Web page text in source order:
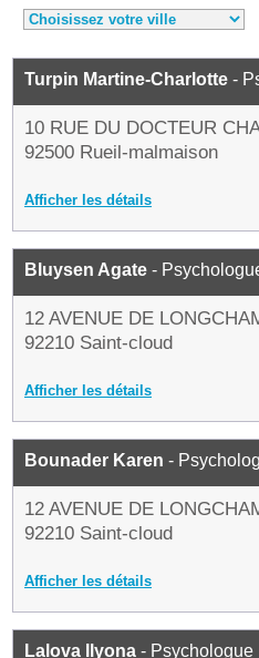
Turpin Martine-Charlotte -
10 RUE DU DOCTEUR
92500 Rueil-malmaison
Afficher les détails
Bluysen Agate -
12 AVENUE DE
92210 Saint-cloud
Afficher les détails
Bounader Karen -
12 AVENUE DE
92210 Saint-cloud
Afficher les détails
Lalova Ilyona - Psychologue